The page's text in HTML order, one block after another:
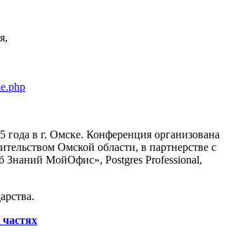
в г. Омске. Конференция организована
Омской области, в партнерстве с
МойОфис», Postgres Professional,